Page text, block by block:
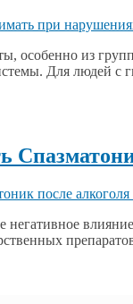
особенно из
Для людей
негативное